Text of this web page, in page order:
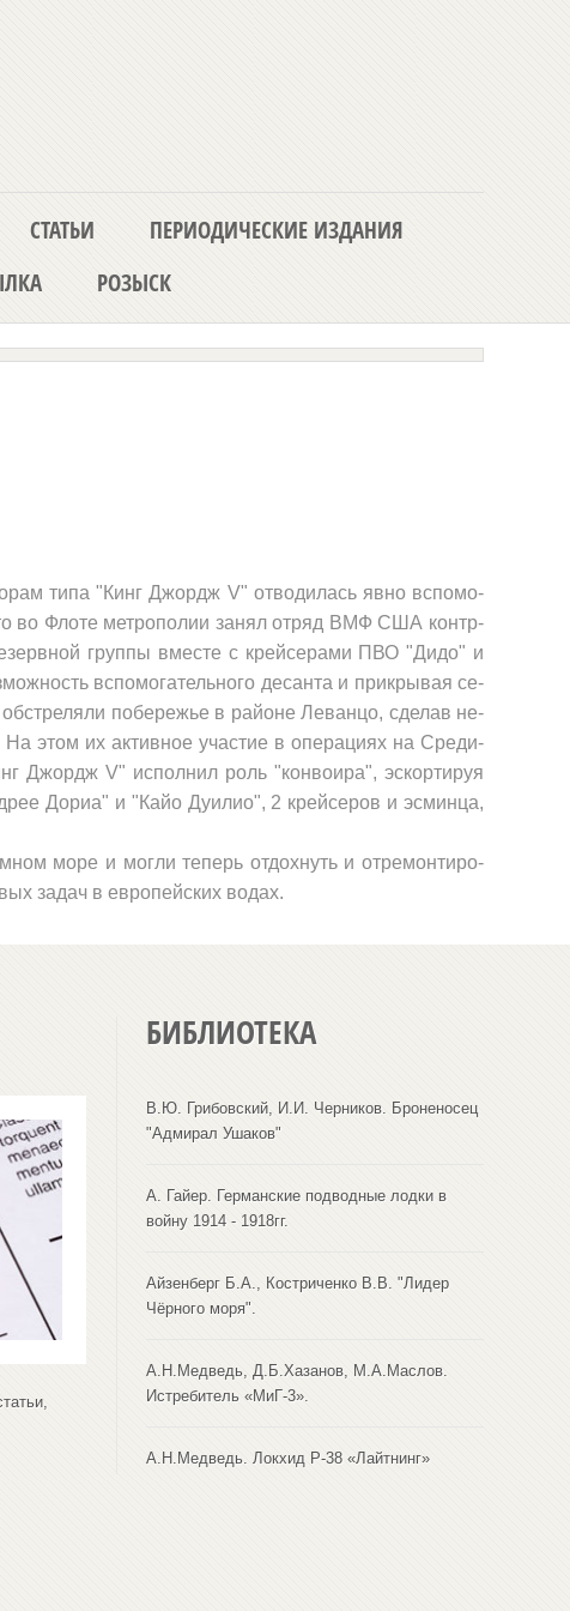
СТАТЬИ
ПЕРИОДИЧЕСКИЕ ИЗДАНИЯ
РОЗЫСК
типа "Кинг Джордж V" отводилась явно вспомо­
во Флоте метрополии занял отряд ВМФ США контр-
группы вместе с крейсерами ПВО "Дидо" и
вспомогательного десанта и прикрывая се­
побережье в районе Леванцо, сделав не­
На этом их активное участие в операциях на Среди­
Джордж V" исполнил роль "конвоира", эскортируя
Дориа" и "Кайо Дуилио", 2 крейсеров и эсминца,
море и могли теперь отдохнуть и отремонтиро­
задач в европейских водах.
БИБЛИОТЕКА
В.Ю. Грибовский, И.И. Черников. Броненосец
"Адмирал Ушаков"
А. Гайер. Германские подводные лодки в
войну 1914 - 1918гг.
Айзенберг Б.А., Костриченко В.В. "Лидер
Чёрного моря".
А.Н.Медведь, Д.Б.Хазанов, М.А.Маслов.
Истребитель «МиГ-3».
А.Н.Медведь. Локхид Р-38 «Лайтнинг»